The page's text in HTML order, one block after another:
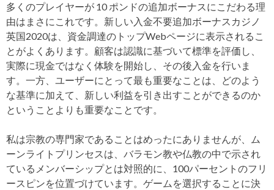
多くのプレイヤーが 10 ポンドの追加ボーナスにこだわる理
由はまさにこれです。新しい入金不要追加ボーナスカジノ
英国2020は、資金調達のトップWebページに表示されるこ
とがよくあります。顧客は認識に基づいて標準を評価し、
実際に現金ではなく体験を開始し、その後入金を行いま
す。一方、ユーザーにとって最も重要なことは、どのよう
な基準に加えて、新しい利益を引き出すことができるのか
ということよりも重要なことです。
私は宗教の専門家であることはめったにありませんが、ム
ーンライトプリンセスは、バラモン教や仏教の中で示され
ているメンバーシップとは対照的に、100パーセントのフリ
ースピンを位置づけています。ゲームを選択することに決